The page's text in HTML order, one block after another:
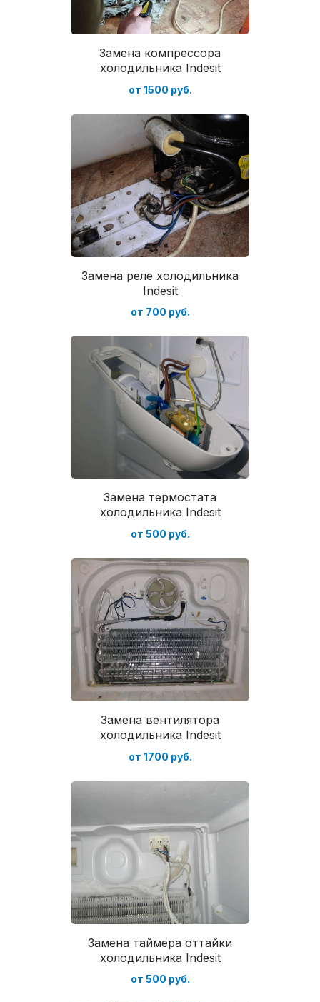
от 500 руб.
Замена таймера оттайки
холодильника Indesit
от 1700 руб.
Замена вентилятора
холодильника Indesit
от 500 руб.
Замена термостата
холодильника Indesit
от 700 руб.
Замена реле холодильника
Indesit
от 1500 руб.
Замена компрессора
холодильника Indesit